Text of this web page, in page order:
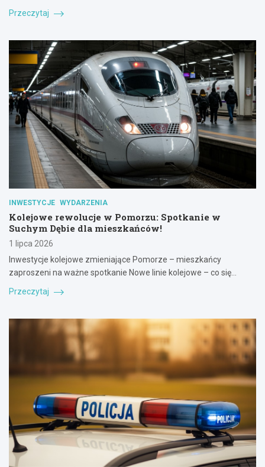
Przeczytaj
INWESTYCJE WYDARZENIA
Kolejowe rewolucje w Pomorzu: Spotkanie w
Suchym Dębie dla mieszkańców!
1 lipca 2026
Inwestycje kolejowe zmieniające Pomorze – mieszkańcy
zaproszeni na ważne spotkanie Nowe linie kolejowe – co się…
Przeczytaj